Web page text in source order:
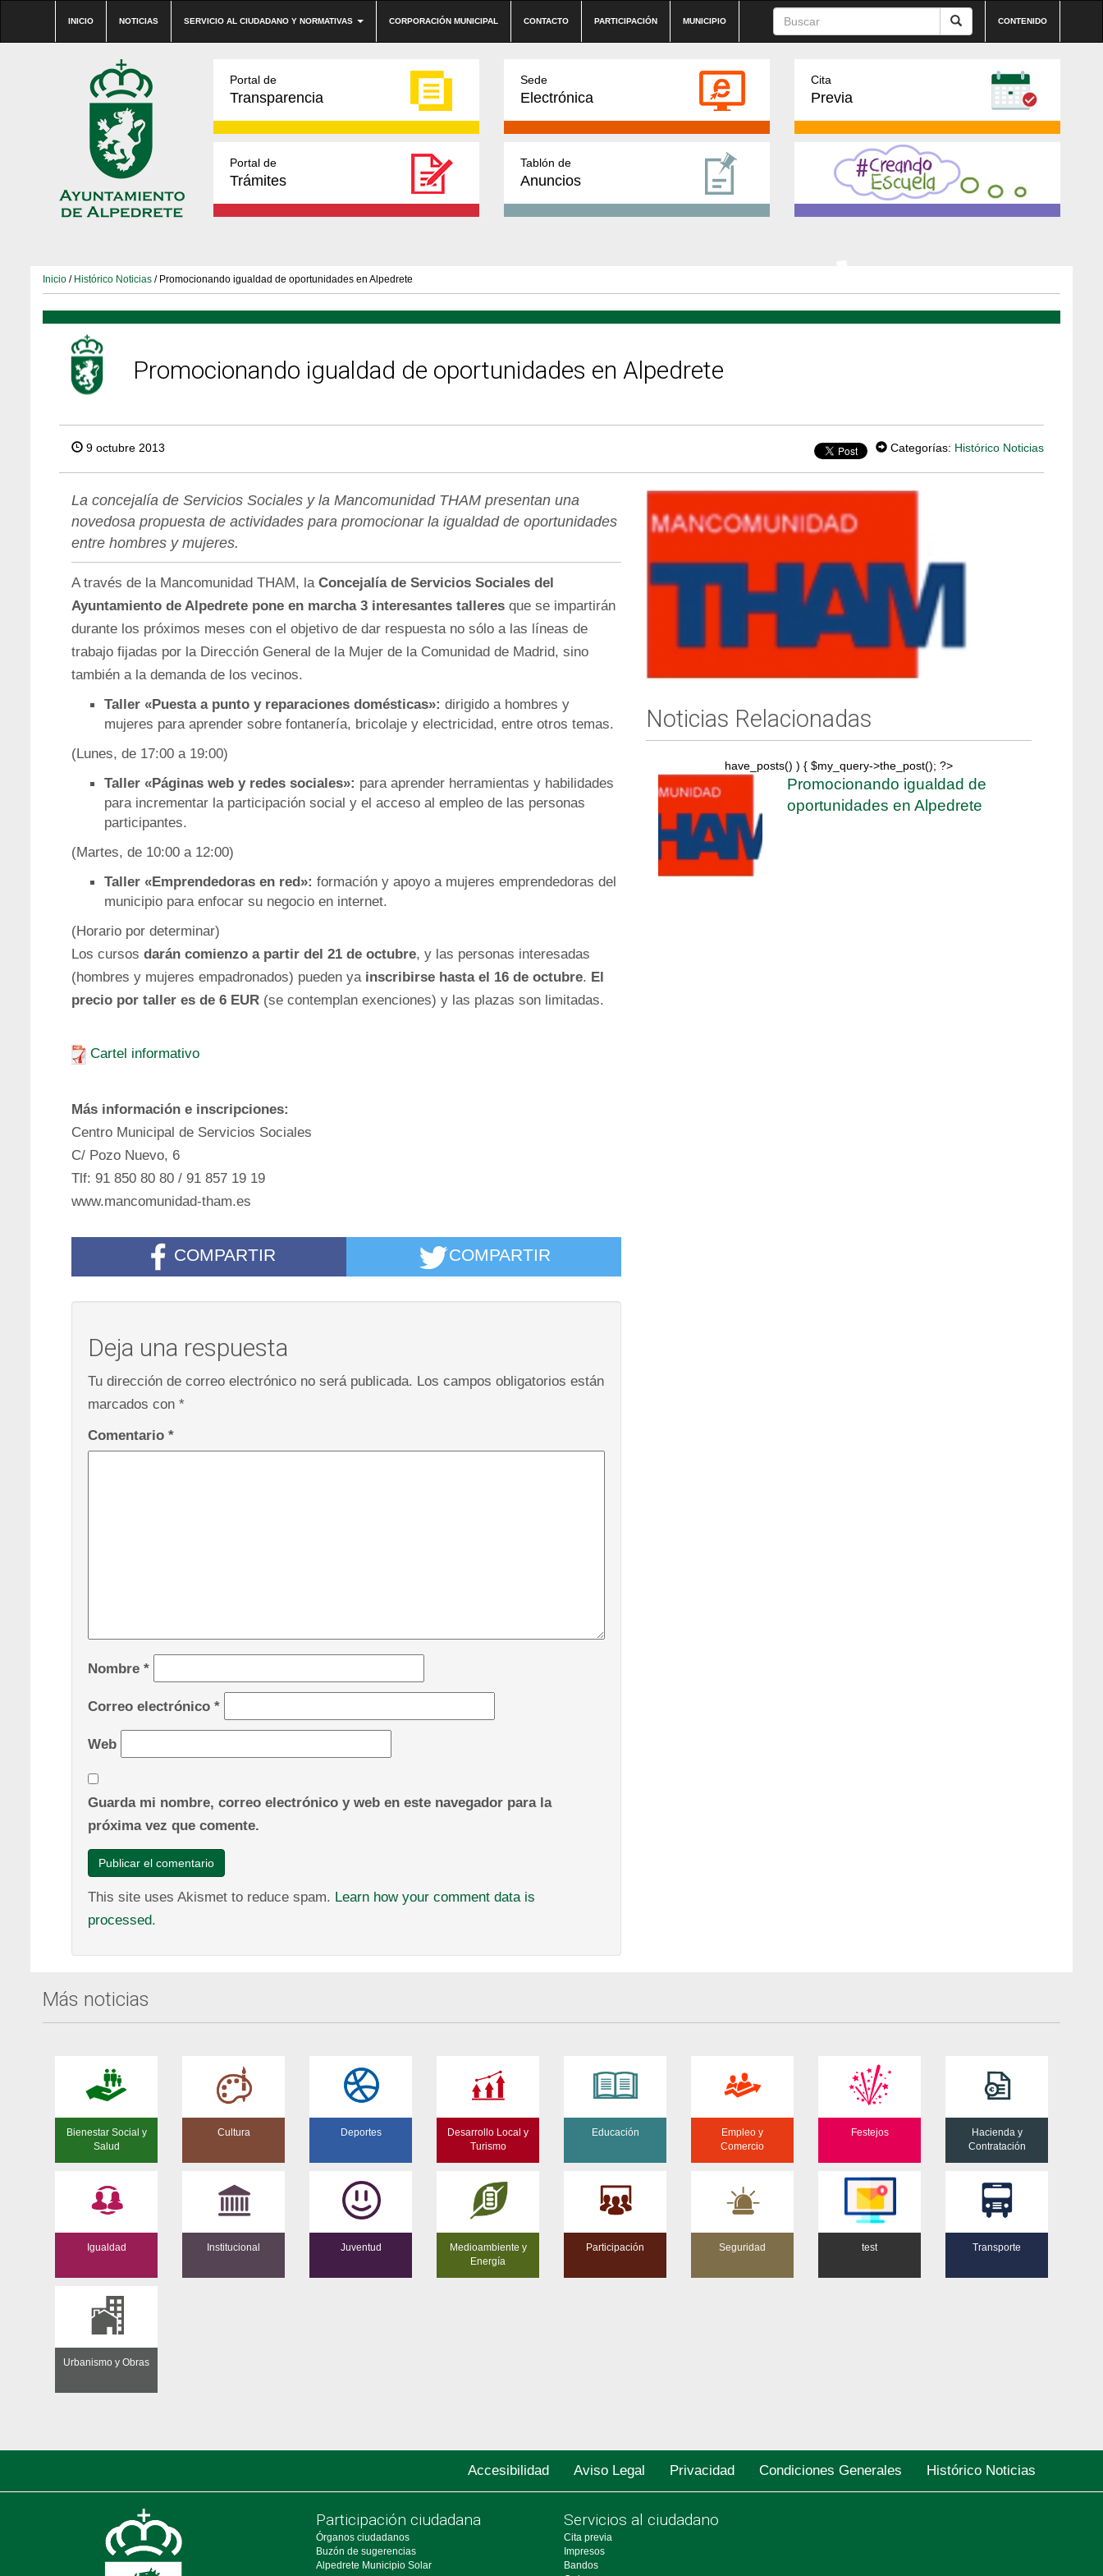
INICIO NOTICIAS SERVICIO AL CIUDADANO Y NORMATIVAS CORPORACIÓN MUNICIPAL CONTACTO PARTICIPACIÓN MUNICIPIO CONTENIDO
Portal de
Transparencia
Sede
Electrónica
Cita
Previa
Portal de
Trámites
Tablón de
Anuncios
Inicio / Histórico Noticias / Promocionando igualdad de oportunidades en Alpedrete
Promocionando igualdad de oportunidades en Alpedrete
9 octubre 2013 Categorías: Histórico Noticias
La concejalía de Servicios Sociales y la Mancomunidad THAM presentan una
novedosa propuesta de actividades para promocionar la igualdad de oportunidades
entre hombres y mujeres.
A través de la Mancomunidad THAM, laConcejalía de Servicios Sociales del
Ayuntamiento de Alpedrete pone en marcha 3 interesantes talleres que se impartirán
durante los próximos meses con el objetivo de dar respuesta no sólo a las líneas de
trabajo fijadas por la Dirección General de la Mujer de la Comunidad de Madrid, sino
también a la demanda de los vecinos.
Taller «Puesta a punto y reparaciones domésticas»: dirigido a hombres y
mujeres para aprender sobre fontanería, bricolaje y electricidad, entre otros temas.
(Lunes, de 17:00 a 19:00)
Taller «Páginas web y redes sociales»: para aprender herramientas y habilidades
para incrementar la participación social y el acceso al empleo de las personas
participantes.
(Martes, de 10:00 a 12:00)
Taller «Emprendedoras en red»: formación y apoyo a mujeres emprendedoras del
municipio para enfocar su negocio en internet.
(Horario por determinar)
Los cursos darán comienzo a partir del 21 de octubre, y las personas interesadas
(hombres y mujeres empadronados) pueden ya inscribirse hasta el 16 de octubre. El
precio por taller es de 6 EUR (se contemplan exenciones) y las plazas son limitadas.
Cartel informativo
Más información e inscripciones:
Centro Municipal de Servicios Sociales
C/ Pozo Nuevo, 6
Tlf: 91 850 80 80 / 91 857 19 19
www.mancomunidad-tham.es
COMPARTIR COMPARTIR
Deja una respuesta
Tu dirección de correo electrónico no será publicada. Los campos obligatorios están
marcados con *
Comentario *
Nombre *
Correo electrónico *
Web
Guarda mi nombre, correo electrónico y web en este navegador para la
próxima vez que comente.
This site uses Akismet to reduce spam. Learn how your comment data is
processed.
Noticias Relacionadas
have_posts() ) { $my_query->the_post(); ?>
Promocionando igualdad de
oportunidades en Alpedrete
Más noticias
Bienestar Social y
Salud
Cultura Deportes
Desarrollo Local y
Turismo
Educación
Empleo y
Comercio
Festejos
Hacienda y
Contratación
Igualdad Institucional Juventud
Medioambiente y
Energía
Participación Seguridad test Transporte
Urbanismo y Obras
Accesibilidad Aviso Legal Privacidad Condiciones Generales Histórico Noticias
Participación ciudadana
Órganos ciudadanos
Buzón de sugerencias
Alpedrete Municipio Solar
Servicios al ciudadano
Cita previa
Impresos
Bandos